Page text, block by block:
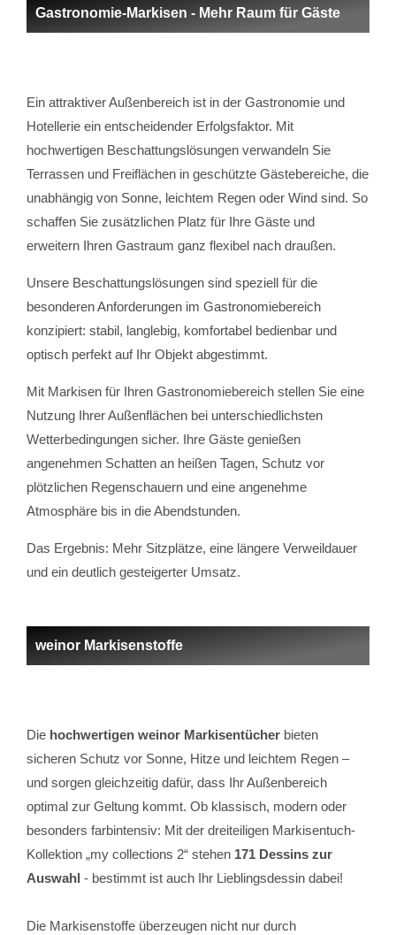
Gastronomie-Markisen - Mehr Raum für Gäste
Ein attraktiver Außenbereich ist in der Gastronomie und
Hotellerie ein entscheidender Erfolgsfaktor. Mit
hochwertigen Beschattungslösungen verwandeln Sie
Terrassen und Freiflächen in geschützte Gästebereiche, die
unabhängig von Sonne, leichtem Regen oder Wind sind. So
schaffen Sie zusätzlichen Platz für Ihre Gäste und
erweitern Ihren Gastraum ganz flexibel nach draußen.
Unsere Beschattungslösungen sind speziell für die
besonderen Anforderungen im Gastronomiebereich
konzipiert: stabil, langlebig, komfortabel bedienbar und
optisch perfekt auf Ihr Objekt abgestimmt.
Mit Markisen für Ihren Gastronomiebereich stellen Sie eine
Nutzung Ihrer Außenflächen bei unterschiedlichsten
Wetterbedingungen sicher. Ihre Gäste genießen
angenehmen Schatten an heißen Tagen, Schutz vor
plötzlichen Regenschauern und eine angenehme
Atmosphäre bis in die Abendstunden.
Das Ergebnis: Mehr Sitzplätze, eine längere Verweildauer
und ein deutlich gesteigerter Umsatz.
weinor Markisenstoffe
Die hochwertigen weinor Markisentücher bieten
sicheren Schutz vor Sonne, Hitze und leichtem Regen –
und sorgen gleichzeitig dafür, dass Ihr Außenbereich
optimal zur Geltung kommt. Ob klassisch, modern oder
besonders farbintensiv: Mit der dreiteiligen Markisentuch-
Kollektion „my collections 2“ stehen 171 Dessins zur
Auswahl - bestimmt ist auch Ihr Lieblingsdessin dabei!
Die Markisenstoffe überzeugen nicht nur durch